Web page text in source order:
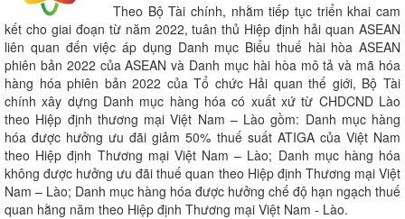
Theo Bộ Tài chính, nhằm tiếp tục triển khai cam
kết cho giai đoạn từ năm 2022, tuân thủ Hiệp định hải quan ASEAN
liên quan đến việc áp dụng Danh mục Biểu thuế hài hòa ASEAN
phiên bản 2022 của ASEAN và Danh mục hài hòa mô tả và mã hóa
hàng hóa phiên bản 2022 của Tổ chức Hải quan thế giới, Bộ Tài
chính xây dựng Danh mục hàng hóa có xuất xứ từ CHDCND Lào
theo Hiệp định thương mại Việt Nam – Lào gồm: Danh mục hàng
hóa được hưởng ưu đãi giảm 50% thuế suất ATIGA của Việt Nam
theo Hiệp định Thương mại Việt Nam – Lào; Danh mục hàng hóa
không được hưởng ưu đãi thuế quan theo Hiệp định Thương mại Việt
Nam – Lào; Danh mục hàng hóa được hưởng chế độ hạn ngạch thuế
quan hằng năm theo Hiệp định Thương mại Việt Nam - Lào.